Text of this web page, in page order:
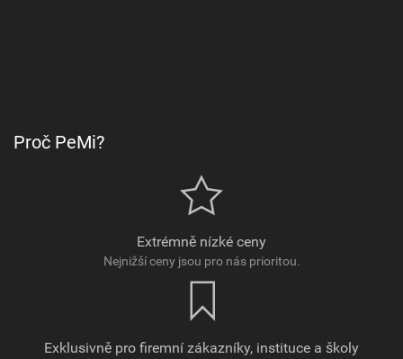
Proč PeMi?
Extrémně nízké ceny
Nejnižší ceny jsou pro nás prioritou.
Exklusivně pro firemní zákazníky, instituce a školy